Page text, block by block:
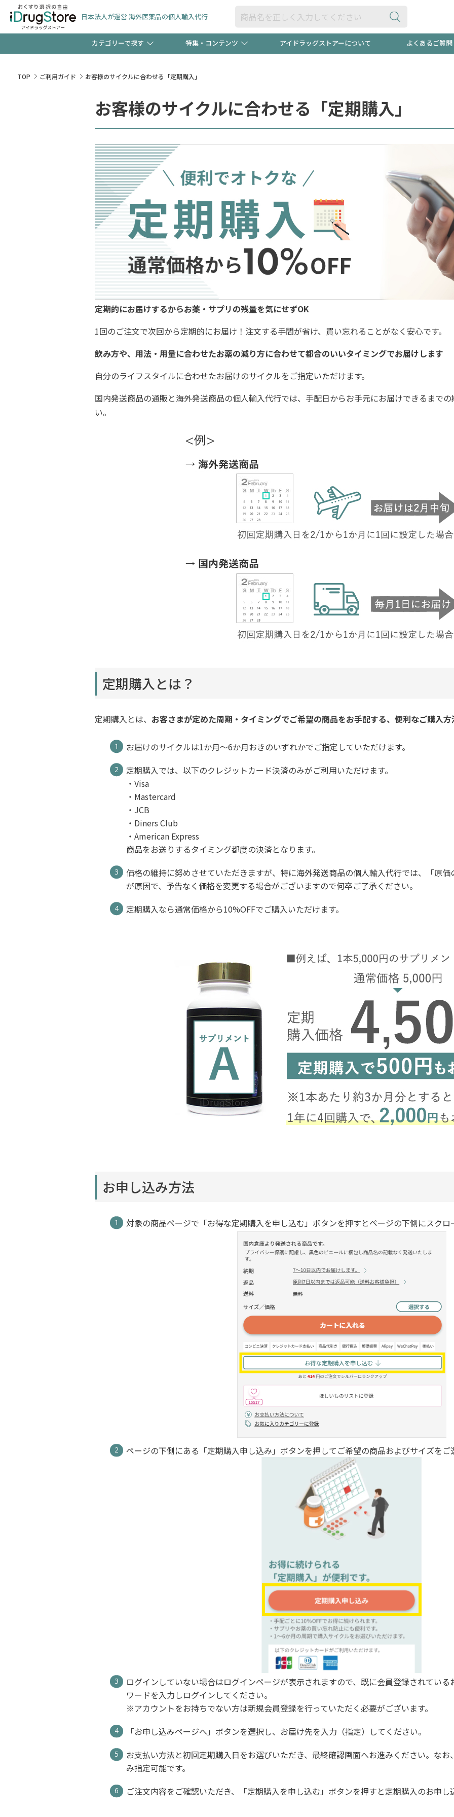
日本法人が運営 海外医薬品の個人輸入代行
カテゴリーで探す
コンタクトレンズ 一般医薬品(OTC) 衛生用品・日用品
特集・コンテンツ
【早割】お得なクーポン"3種類"出現中！今月のスト
今売れて
アイドラッグストアーについて よくあるご質問
TOP ご利用ガイド お客様のサイクルに合わせる「定期購入」
お客様のサイクルに合わせる「定期購入」
定期的にお届けするからお薬・サプリの残量を気にせずOK
1回のご注文で次回から定期的にお届け！注文する手間が省け、買い忘れることがなく安心です。
飲み方や、用法・用量に合わせたお薬の減り方に合わせて都合のいいタイミングでお届けします
自分のライフスタイルに合わせたお届けのサイクルをご指定いただけます。
国内発送商品の通販と海外発送商品の個人輸入代行では、手配日からお手元にお届けできるまで
い。
定期購入とは？
定期購入とは、 お客さまが定めた周期・タイミングでご希望の商品をお手配する、便利なご購入方
お届けのサイクルは1か月～6か月おきのいずれかでご指定していただけます。
定期購入では、以下のクレジットカード決済のみがご利用いただけます。
・Visa
・Mastercard
・JCB
・Diners Club
・American Express
商品をお送りするタイミング都度の決済となります。
価格の維持に努めさせていただきますが、特に海外発送商品の個人輸入代行では、「原
が原因で、予告なく価格を変更する場合がございますので何卒ご了承ください。
定期購入なら通常価格から10%OFFでご購入いただけます。
お申し込み方法
対象の商品ページで「お得な定期購入を申し込む」ボタンを押すとページの下側にスクロ
ページの下側にある「定期購入申し込み」ボタンを押してご希望の商品およびサイズをご
ログインしていない場合はログインページが表示されますので、既に会員登録されてい
ワードを入力しログインしてください。
※アカウントをお持ちでない方は新規会員登録を行っていただく必要がございます。
「お申し込みページへ」ボタンを選択し、お届け先を入力（指定）してください。
お支払い方法と初回定期購入日をお選びいただき、最終確認画面へお進みください。な
み指定可能です。
ご注文内容をご確認いただき、「定期購入を申し込む」ボタンを押すと定期購入のお申し